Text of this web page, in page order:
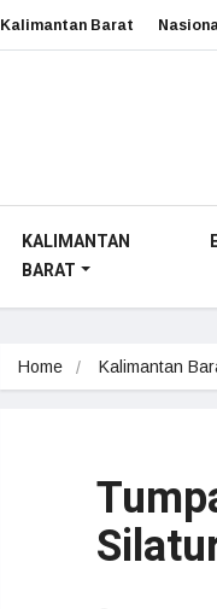
Kalimantan Barat
KALIMANTAN
BARAT
Home Kalimantan